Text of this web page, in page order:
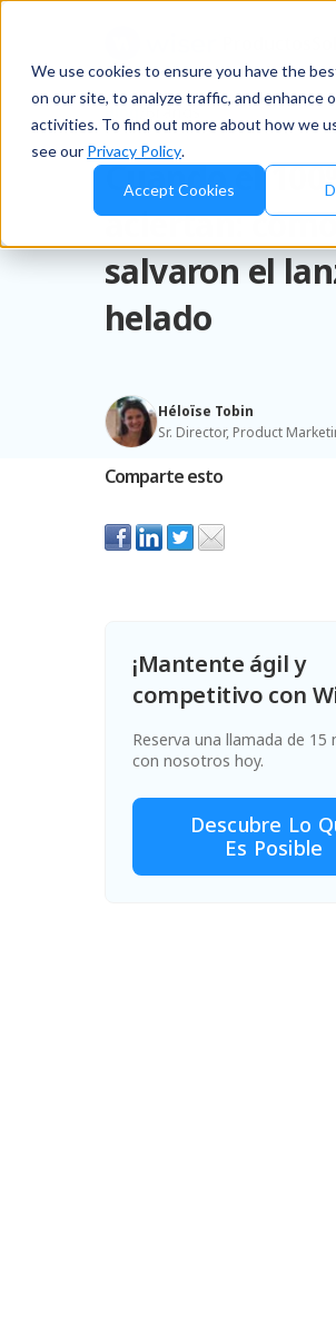
We use cookies to ensure you have the
on our site, to analyze traffic, and enhance
activities. To find out more about how we
see our Privacy Policy.
Accept Cookies
Blog Brands
Cuando el
aciertan:
salvaron el
helado
Héloïse Tobin
Sr. Director, Product
Comparte esto
¡Mantente ágil y
competitivo con
Reserva una llamada de 15
con nosotros hoy.
Descubre Lo
Es Posible